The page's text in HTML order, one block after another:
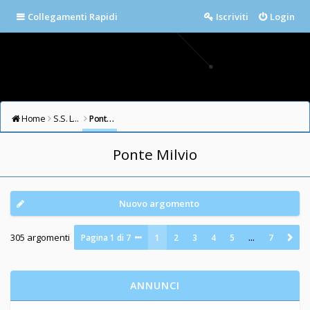
Collegamenti Rapidi Login
Iscriviti
Home S.S. LAZIO FORUM Ponte Milvio
Ponte Milvio
Nuovo argomento
305 argomenti Pagina1 di 7 1 2 3 4 5 … 7
ANNUNCI